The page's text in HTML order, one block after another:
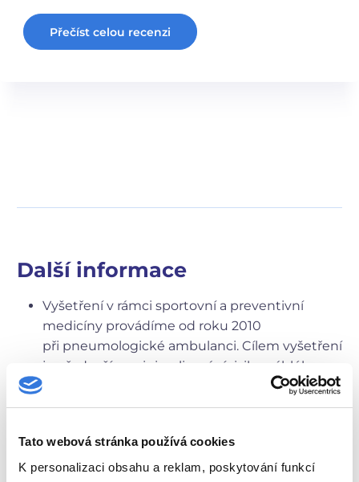
Tato webová stránka používá cookies
K personalizaci obsahu a reklam, poskytování funkcí
Přečíst celou recenzi
Další informace
Vyšetření v rámci sportovní a preventivní
medicíny provádíme od roku 2010
při pneumologické ambulanci. Cílem vyšetření
je především minimalizování rizika náhlého
úmrtí při pohybové aktivitě, zvláště rizika
spojeného s často nepoznaným
ale také u široké veřejnosti. Čas od času bývají
v médiích popisována náhlá úmrtí mladých